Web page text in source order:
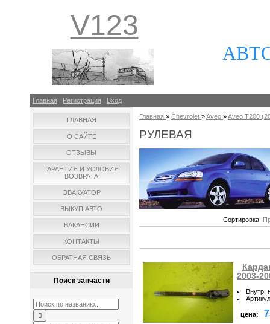
V123
Главная | Регистрация | Вход
ГЛАВНАЯ
О САЙТЕ
ОТЗЫВЫ
ГАРАНТИЯ И УСЛОВИЯ
ВОЗВРАТА
ЭВАКУАТОР
ВЫКУП АВТО
ВАКАНСИИ
КОНТАКТЫ
ОБРАТНАЯ СВЯЗЬ
Поиск запчасти
Главная » Chevrolet »Aveo »Aveo T200
РУЛЕВАЯ
Сортировка:
2003-
Внутр.
Артикул
цена: